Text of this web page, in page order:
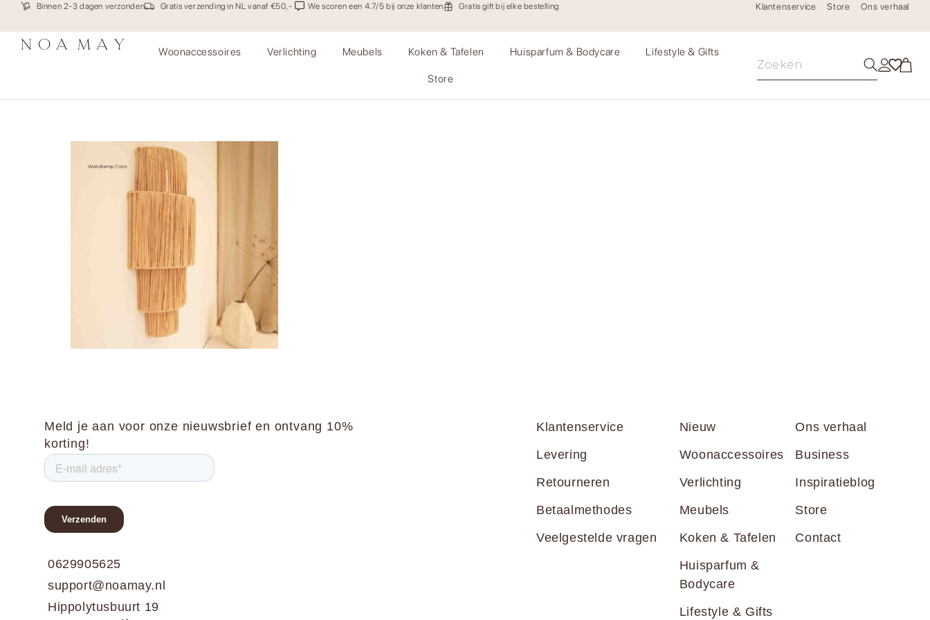
Binnen 2-3 dagen verzonden Gratis verzending in NL vanaf €50,- We scoren een 4.7/5 bij onze klanten Gratis gift bij elke bestelling Klantenservice Store Ons verhaal
Woonaccessoires Verlichting Meubels Koken & Tafelen Huisparfum & Bodycare Lifestyle & Gifts
Store
Meld je aan voor onze nieuwsbrief en ontvang 10%
korting!
0629905625
support@noamay.nl
Hippolytusbuurt 19
Klantenservice
Levering
Retourneren
Betaalmethodes
Veelgestelde vragen
Nieuw
Woonaccessoires
Verlichting
Meubels
Koken & Tafelen
Huisparfum &
Bodycare
Lifestyle & Gifts
Ons verhaal
Business
Inspiratieblog
Store
Contact